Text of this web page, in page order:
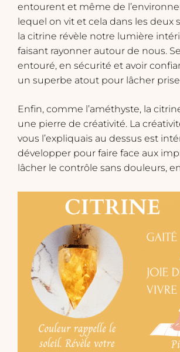
entourent et même de
lequel on vit et cela dans les deux
la citrine révèle notre lumière
faisant rayonner autour de nous.
entouré, en sécurité et avoir
un superbe atout pour lâcher
​Enfin, comme l’améthyste, la
une pierre de créativité. La
vous l’expliquais au dessus est
développer pour faire face aux
lâcher le contrôle sans douleurs,